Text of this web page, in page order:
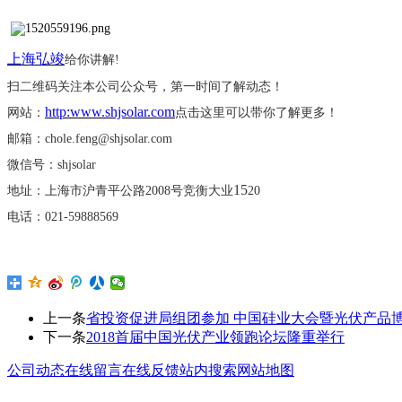
上海弘竣给你讲解!
扫二维码关注本公司公众号，第一时间了解动态！
网站： http:www.shjsolar.com点击这里可以带你了解更多！
邮箱： chole.feng@shjsolar.com
微信号： shjsolar
地址：上海市沪青平公路2008号竞衡大业1520
电话： 021-59888569
上一条省投资促进局组团参加 中国硅业大会暨光伏产品
下一条2018首届中国光伏产业领跑论坛隆重举行
公司动态在线留言在线反馈站内搜索网站地图